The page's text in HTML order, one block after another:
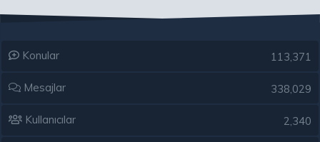
Konular 113,371
Mesajlar 338,029
Kullanıcılar 2,340